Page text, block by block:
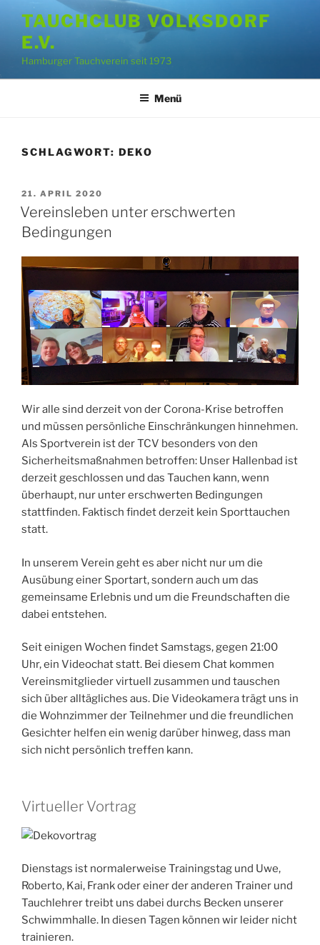
Inhalt
springen
TAUCHCLUB VOLKSDORF
E.V.
Hamburger Tauchverein seit 1973
Menü
SCHLAGWORT: DEKO
VERÖFFENTLICHT
AM
21. APRIL 2020
Vereinsleben unter erschwerten
Bedingungen
Wir alle sind derzeit von der Corona-Krise betroffen
und müssen persönliche Einschränkungen hinnehmen.
Als Sportverein ist der TCV besonders von den
Sicherheitsmaßnahmen betroffen: Unser Hallenbad ist
derzeit geschlossen und das Tauchen kann, wenn
überhaupt, nur unter erschwerten Bedingungen
stattfinden. Faktisch findet derzeit kein Sporttauchen
statt.
In unserem Verein geht es aber nicht nur um die
Ausübung einer Sportart, sondern auch um das
gemeinsame Erlebnis und um die Freundschaften die
dabei entstehen.
Seit einigen Wochen findet Samstags, gegen 21:00
Uhr, ein Videochat statt. Bei diesem Chat kommen
Vereinsmitglieder virtuell zusammen und tauschen
sich über alltägliches aus. Die Videokamera trägt uns in
die Wohnzimmer der Teilnehmer und die freundlichen
Gesichter helfen ein wenig darüber hinweg, dass man
sich nicht persönlich treffen kann.
Virtueller Vortrag
Dienstags ist normalerweise Trainingstag und Uwe,
Roberto, Kai, Frank oder einer der anderen Trainer und
Tauchlehrer treibt uns dabei durchs Becken unserer
Schwimmhalle. In diesen Tagen können wir leider nicht
trainieren.